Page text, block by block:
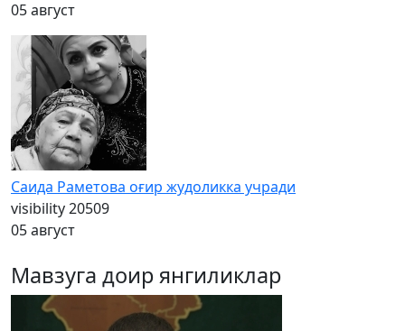
05 август
Саида Раметова оғир жудоликка учради
visibility20509
05 август
Мавзуга доир янгиликлар